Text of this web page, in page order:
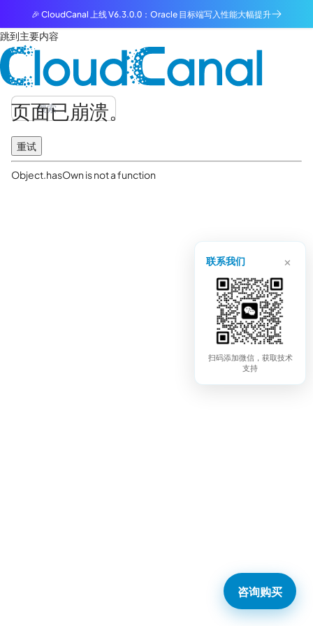
🎉 CloudCanal 上线 V6.3.0.0：Oracle 目标端写入性能大幅提升
跳到主要内容
页面已崩溃。
重试
Object.hasOwn is not a function
联系我们 ×
扫码添加微信，获取技术
支持
咨询购买